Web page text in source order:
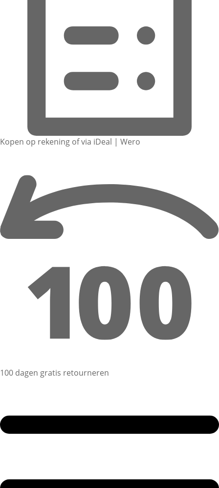
Kopen op rekening of via iDeal | Wero
100 dagen gratis retourneren